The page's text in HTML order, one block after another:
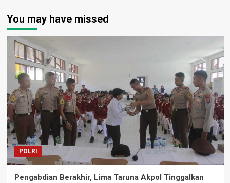
You may have missed
POLRI
Pengabdian Berakhir, Lima Taruna Akpol Tinggalkan